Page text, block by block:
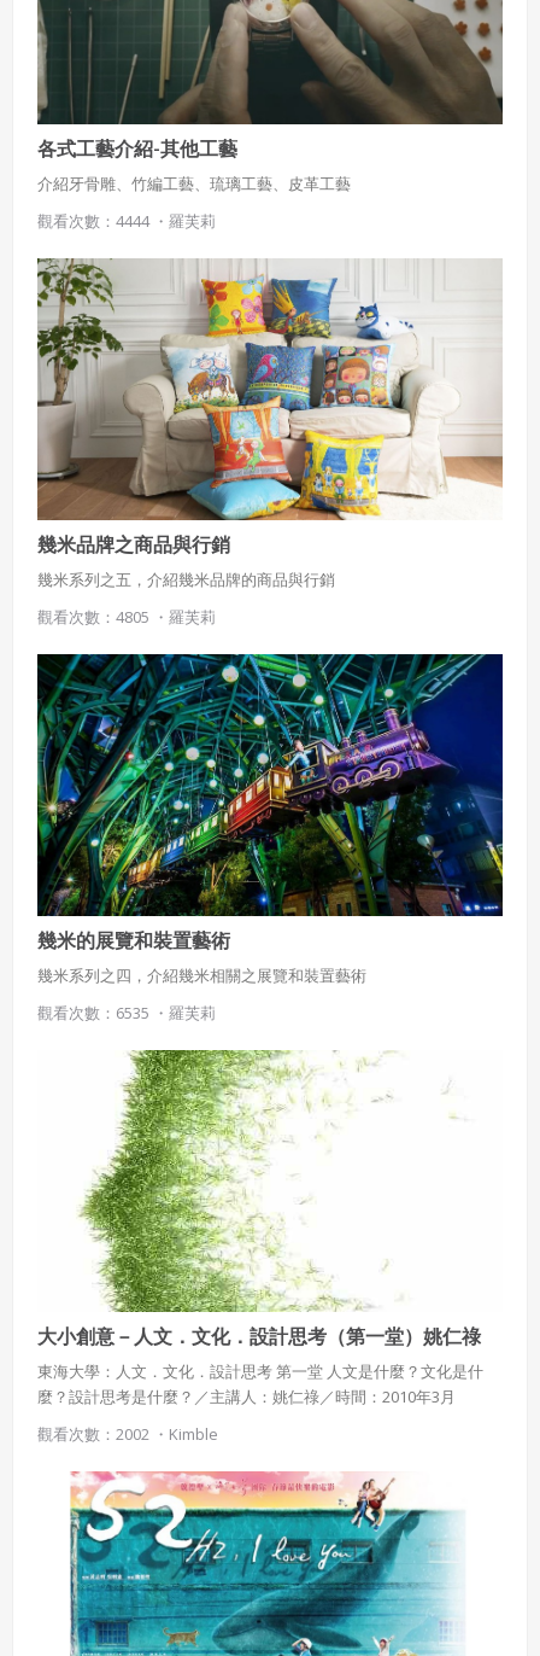
各式工藝介紹-其他工藝
介紹牙骨雕、竹編工藝、琉璃工藝、皮革工藝
觀看次數：4444 ・ 羅芙莉
幾米品牌之商品與行銷
幾米系列之五，介紹幾米品牌的商品與行銷
觀看次數：4805 ・ 羅芙莉
幾米的展覽和裝置藝術
幾米系列之四，介紹幾米相關之展覽和裝置藝術
觀看次數：6535 ・ 羅芙莉
大小創意－人文．文化．設計思考（第一堂）姚仁祿
東海大學：人文．文化．設計思考 第一堂 人文是什麼？文化是什
麼？設計思考是什麼？／主講人：姚仁祿／時間：2010年3月
觀看次數：2002 ・ Kimble